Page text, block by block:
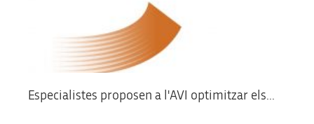
Especialistes proposen a l'AVI optimitzar els...